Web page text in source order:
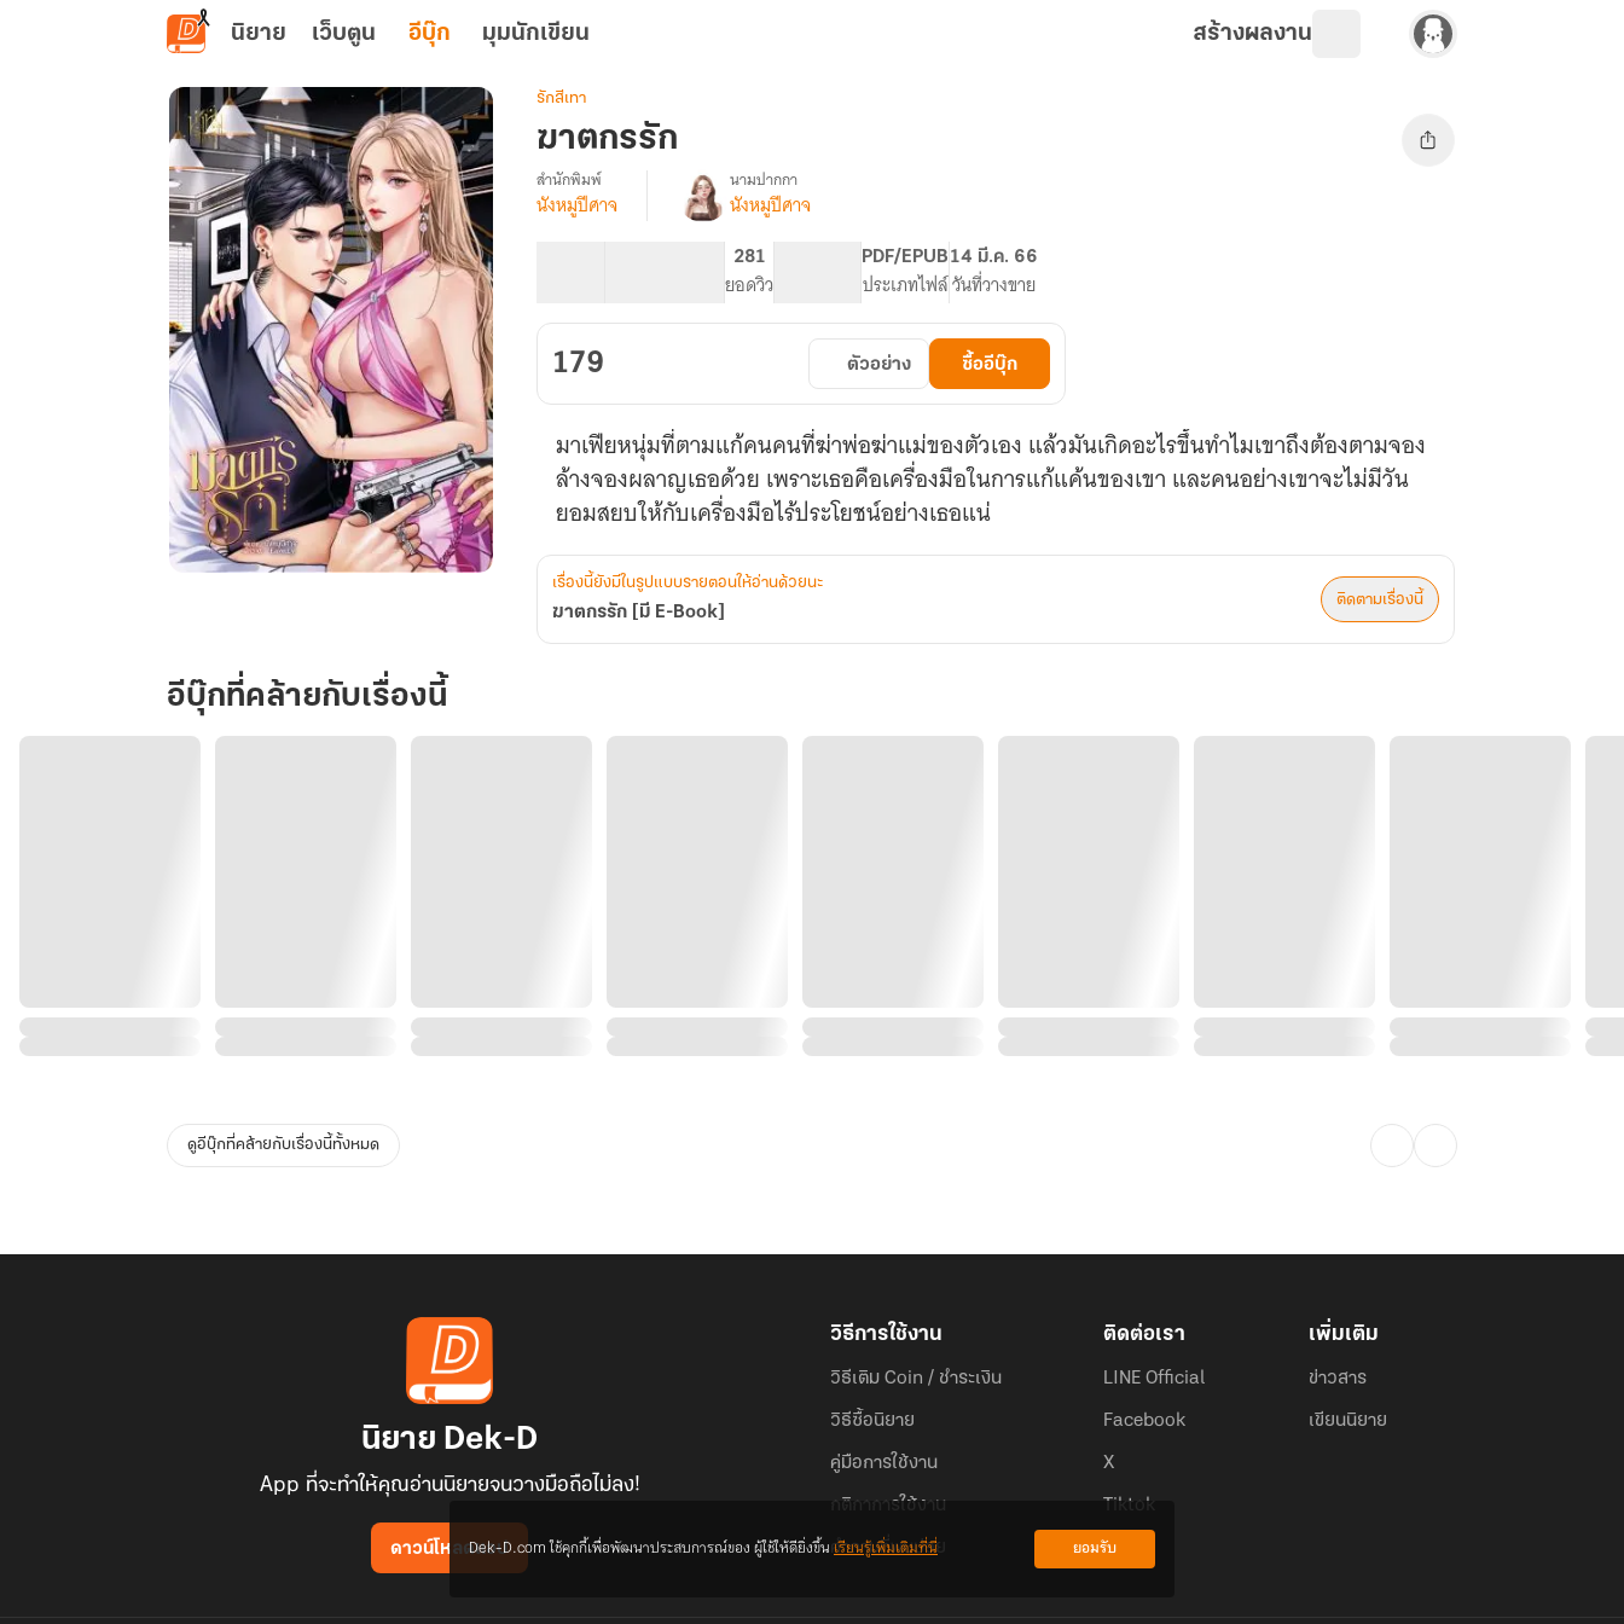
ข้ามไปยังเนื้อหาหลัก
นิยาย เว็บตูน อีบุ๊ก มุมนักเขียน สร้างผลงาน
รักสีเทา
ฆาตกรรัก
เรื่อง
ฆาตกร
Book]
สำนักพิมพ์
นังหมูปีศาจ
นามปากกา
นังหมูปีศาจ
281
ยอดวิว
PDF/EPUB
ประเภทไฟล์
14 มี.ค. 66
วันที่วางขาย
179 ตัวอย่าง ซื้ออีบุ๊ก
มาเฟียหนุ่มที่ตามแก้คนคนที่ฆ่าพ่อฆ่าแม่ของตัวเอง แล้วมันเกิดอะไรขึ้นทำไมเขาถึงต้องตามจอง
ล้างจองผลาญเธอด้วย เพราะเธอคือเครื่องมือในการแก้แค้นของเขา และคนอย่างเขาจะไม่มีวัน
ยอมสยบให้กับเครื่องมือไร้ประโยชน์อย่างเธอแน่
เรื่องนี้ยังมีในรูปแบบรายตอนให้อ่านด้วยนะ
ฆาตกรรัก [มี E-Book]
ติดตามเรื่องนี้
อีบุ๊กที่คล้ายกับเรื่องนี้
ดูอีบุ๊กที่คล้ายกับเรื่องนี้ทั้งหมด
นิยาย Dek-D
App ที่จะทำให้คุณอ่านนิยายจนวางมือถือไม่ลง!
ดาวน์โหลดแอป
วิธีการใช้งาน
วิธีเติม Coin / ชำระเงิน
วิธีซื้อนิยาย
คู่มือการใช้งาน
กติกาการใช้งาน
คำถามที่พบบ่อย
ติดต่อเรา
LINE Official
Facebook
X
Tiktok
เพิ่มเติม
ข่าวสาร
เขียนนิยาย
Dek-D.com ใช้คุกกี้เพื่อพัฒนาประสบการณ์ของ ผู้ใช้ให้ดียิ่งขึ้นเรียนรู้เพิ่มเติมที่นี่ ยอมรับ